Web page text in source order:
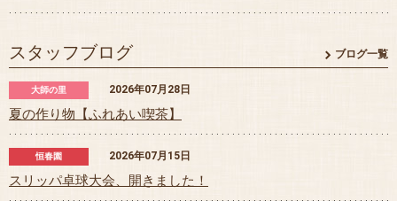
スタッフブログ ブログ一覧
大師の里 2026年07月28日
夏の作り物【ふれあい喫茶】
恒春園 2026年07月15日
スリッパ卓球大会、開きました！